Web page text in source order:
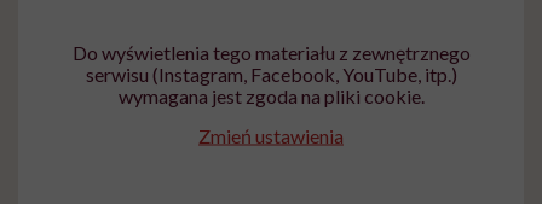
Do wyświetlenia tego materiału z zewnętrznego
serwisu (Instagram, Facebook, YouTube, itp.)
wymagana jest zgoda na pliki cookie.
Zmień ustawienia